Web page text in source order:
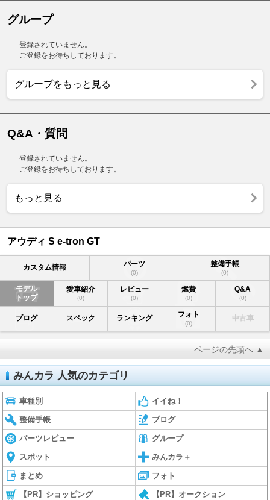
グループ
登録されていません。
ご登録をお待ちしております。
グループをもっと見る
Q&A・質問
登録されていません。
ご登録をお待ちしております。
もっと見る
アウディ S e-tron GT
カスタム情報 パーツ
(0)
整備手帳
(0)
モデル
トップ
愛車紹介
(0)
レビュー
(0)
燃費
(0)
Q&A
(0)
ブログ スペック ランキング フォト
(0)
中古車
ページの先頭へ ▲
みんカラ 人気のカテゴリ
車種別 イイね！
整備手帳 ブログ
パーツレビュー グループ
スポット みんカラ＋
まとめ フォト
【PR】ショッピング 【PR】オークション